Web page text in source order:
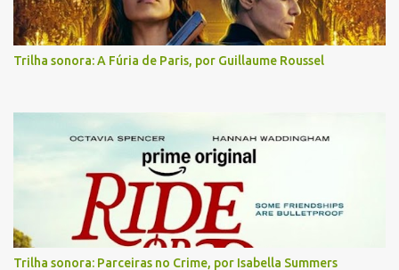
Trilha sonora: A Fúria de Paris, por Guillaume Roussel
Trilha sonora: Parceiras no Crime, por Isabella Summers